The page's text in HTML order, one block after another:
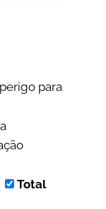
para
Total